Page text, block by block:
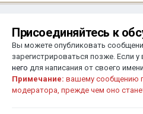
Присоединяйтесь к
Вы можете опубликовать
зарегистрироваться позже. Если у
него для написания от своего имени.
Примечание: вашему сообщению
модератора, прежде чем оно